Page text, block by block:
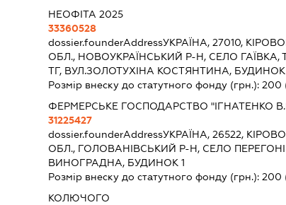
НЕОФІТА 2025
33360528
dossier.founderAddressУКРАЇНА, 27010,
ОБЛ., НОВОУКРАЇНСЬКИЙ Р-Н, СЕЛО ГАЇВКА,
ТГ, ВУЛ.ЗОЛОТУХІНА КОСТЯНТИНА, БУДИНОК
Розмір внеску до статутного фонду (грн.): 200
ФЕРМЕРСЬКЕ ГОСПОДАРСТВО "ІГНАТЕНКО
31225427
dossier.founderAddressУКРАЇНА, 26522,
ОБЛ., ГОЛОВАНІВСЬКИЙ Р-Н, СЕЛО
ВИНОГРАДНА, БУДИНОК 1
Розмір внеску до статутного фонду (грн.): 200
КОЛЮЧОГО